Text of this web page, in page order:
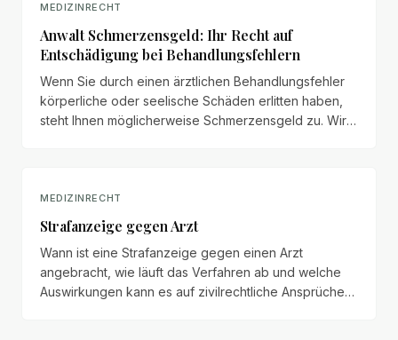
MEDIZINRECHT
Anwalt Schmerzensgeld: Ihr Recht auf
Entschädigung bei Behandlungsfehlern
Wenn Sie durch einen ärztlichen Behandlungsfehler
körperliche oder seelische Schäden erlitten haben,
steht Ihnen möglicherweise Schmerzensgeld zu. Wir
MEDIZINRECHT
Strafanzeige gegen Arzt
Wann ist eine Strafanzeige gegen einen Arzt
angebracht, wie läuft das Verfahren ab und welche
Auswirkungen kann es auf zivilrechtliche Ansprüche